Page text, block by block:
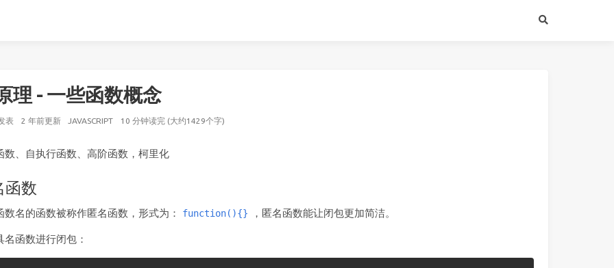
理 - 一些函数概念
表 2 年前更新 JAVASCRIPT 10 分钟读完 (大约1429个字)
数、自执行函数、高阶函数，柯里化
函数
数名的函数被称作匿名函数，形式为： function(){} ，匿名函数能让闭包更加简洁。
名函数进行闭包：